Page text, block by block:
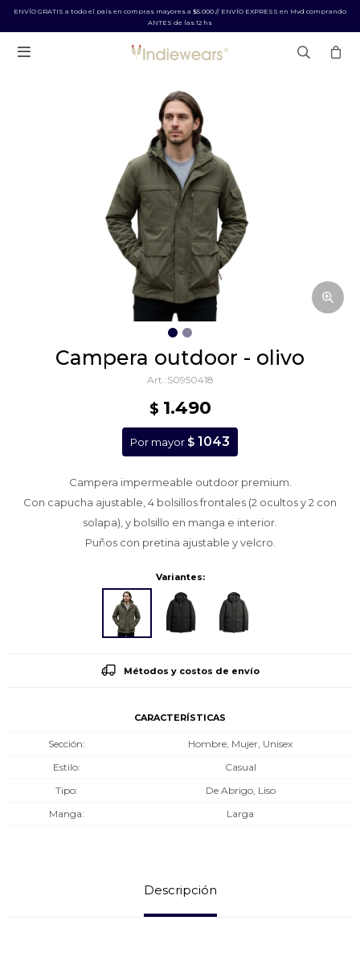
ENVÍO GRATIS a todo el país en compras mayores a $5.000 // ENVÍO EXPRESS en Mvd comprando
ANTES de las 12 hs

campera outdoor - olivo
S0950418
$ 1.490
Por mayor $ 1043
Campera impermeable outdoor premium.
Con capucha ajustable, 4 bolsillos frontales (2 ocultos y 2 con
solapa), y bolsillo en manga e interior.
Puños con pretina ajustable y velcro.
Variantes:
Métodos y costos de envío
CARACTERÍSTICAS
Sección
Hombre, Mujer, Unisex
Estilo
Casual
Tipo
De Abrigo, Liso
Manga
Larga
Descripción